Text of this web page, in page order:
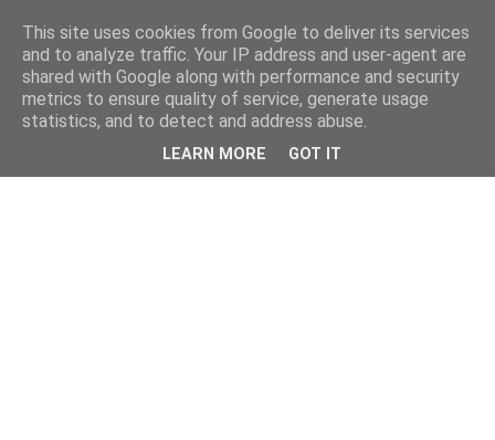
Fakečlánky
Věř všemu co tady vidíš.
čtvrtek 7. dubna 2022
This site uses cookies from Google to deliver its services
and to analyze traffic. Your IP address and user-agent are
shared with Google along with performance and security
metrics to ensure quality of service, generate usage
statistics, and to detect and address abuse.
LEARN MORE GOT IT